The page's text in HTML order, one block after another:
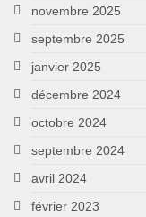
novembre 2025
septembre 2025
janvier 2025
décembre 2024
octobre 2024
septembre 2024
avril 2024
février 2023